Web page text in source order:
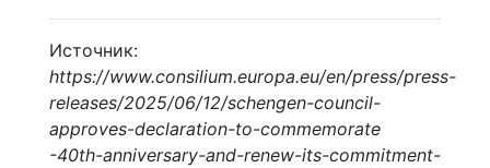
Источник:
https://www.consilium.europa.eu/en/press/press-
releases/2025/06/12/schengen-council-
approves-declaration-to-commemorate
-40th-anniversary-and-renew-its-commitment-